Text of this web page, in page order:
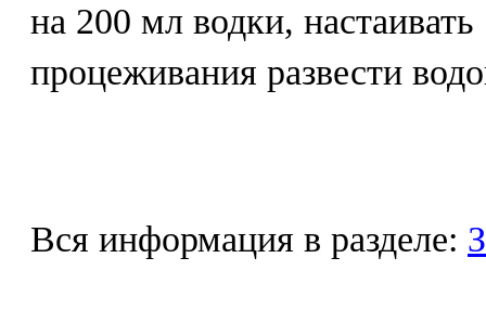
на 200 мл водки,
процеживания развести
Вся информация в разделе: